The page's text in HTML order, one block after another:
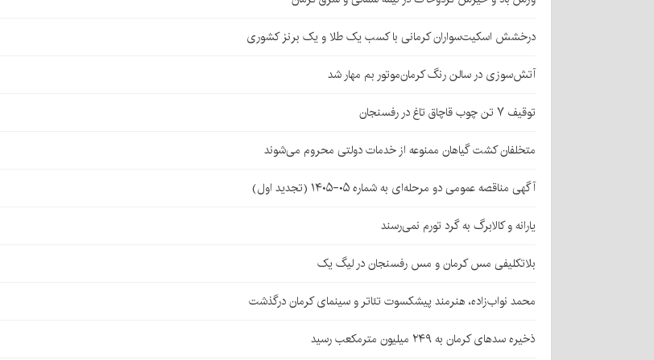
درخشش اسکیت‌سواران کرمانی با کسب یک طلا و یک برنز کشوری
آتش‌سوزی در سالن رنگ کرمان‌موتور بم مهار شد
توقیف ۷ تن چوب قاچاق تاغ در رفسنجان
متخلفان کشت گیاهان ممنوعه از خدمات دولتی محروم می‌شوند
آگهی مناقصه عمومی دو مرحله‌ای به شماره ۰۵-۱۴۰۵ (تجدید اول)
یارانه و کالابرگ به گرد تورم نمی‌رسند
بلاتکلیفی مس کرمان و مس رفسنجان در لیگ یک
محمد نواب‌زاده، هنرمند پیشکسوت تئاتر و سینمای کرمان درگذشت
ذخیره سدهای کرمان به ۲۴۹ میلیون مترمکعب رسید